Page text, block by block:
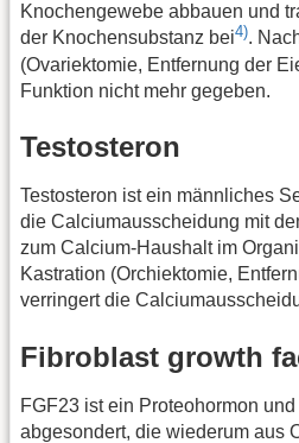
Knochengewebe abbauen und
der Knochensubstanz bei4).
(Ovariektomie, Entfernung der
Funktion nicht mehr gegeben.
Testosteron
Testosteron ist ein männliches
die Calciumausscheidung mit
zum Calcium-Haushalt im
Kastration (Orchiektomie,
verringert die
Fibroblast growth
FGF23 ist ein Proteohormon
abgesondert, die wiederum aus